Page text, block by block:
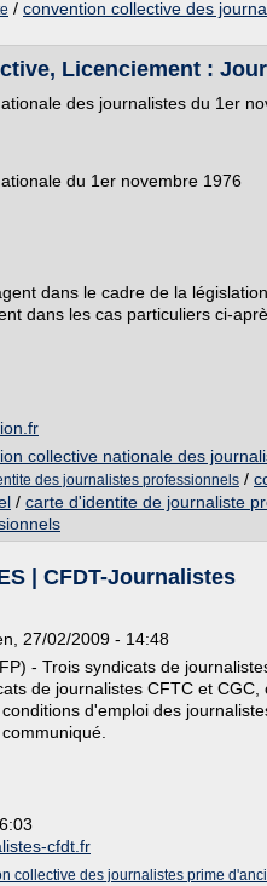
/ convention collective des
Licenciement :
des journalistes du 1er
du 1er novembre 1976
dans le cadre de la
dans les cas particuliers ci-
collective nationale des
des journalistes professionnels /
/ carte d'identite de journaliste
| CFDT-Journalistes
27/02/2009 - 14:48
- Trois syndicats de
de journalistes CFTC et
d'emploi des
cfdt.fr
collective des journalistes prime